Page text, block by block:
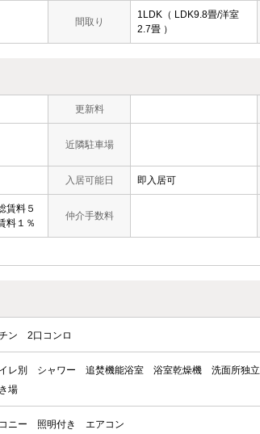
間取り
1LDK（ LDK9.8畳/洋室
2.7畳 ）
更新料
近隣駐車場
入居可能日 即入居可
賃料５
料１％
仲介手数料
ン 2口コンロ
レ別 シャワー 追焚機能浴室 浴室乾燥機 洗面所独立
場
ニー 照明付き エアコン